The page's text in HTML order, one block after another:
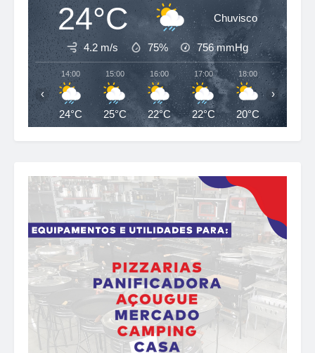
24°C Chuvisco
4.2 m/s 75% 756mmHg
14:00
24°C
15:00
25°C
16:00
22°C
17:00
22°C
18:00
20°C
19:00
19°C
‹ ›